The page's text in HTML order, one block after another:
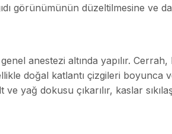
görünümünün düzeltilmesine ve
anestezi altında yapılır.
doğal katlantı çizgileri boyunca
yağ dokusu çıkarılır, kaslar